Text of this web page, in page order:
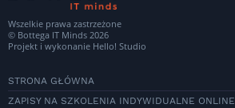
Wszelkie prawa zastrzeżone
© Bottega IT Minds 2026
Projekt i wykonanie Hello! Studio
STRONA GŁÓWNA
ZAPISY NA SZKOLENIA INDYWIDUALNE ONLINE